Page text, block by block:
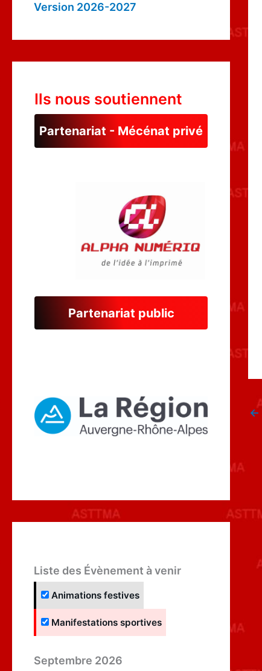
Version 2026-2027
Ils nous soutiennent
Partenariat - Mécénat privé
Partenariat public
Liste des Évènement à venir
Animations festives
Manifestations sportives
Septembre 2026
←